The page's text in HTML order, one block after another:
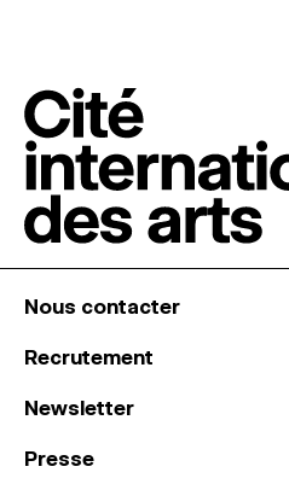
Nous contacter
Recrutement
Newsletter
Presse